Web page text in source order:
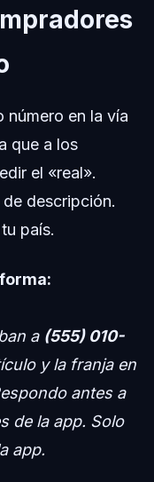
número en la vía
que a los
el «real».
descripción.
país.
a (555) 010-
y la franja en
antes a
de la app. Solo
app.